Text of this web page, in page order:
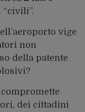
vige
non
della patente
dei cittadini